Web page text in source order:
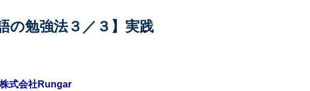
の勉強法３／３】実践
株式会社Rungar